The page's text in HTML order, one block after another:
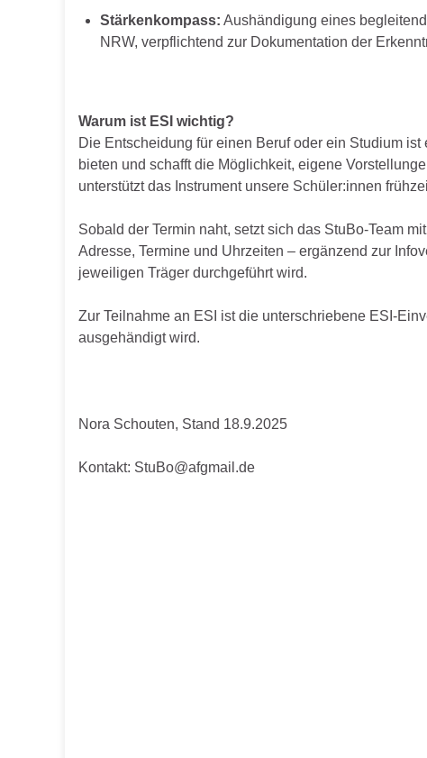
Stärkenkompass: Aushändigung eines
NRW, verpflichtend zur Dokumentation der
Warum ist ESI wichtig?
Die Entscheidung für einen Beruf oder ein Studium
bieten und schafft die Möglichkeit, eigene
unterstützt das Instrument unsere Schüler:innen
Sobald der Termin naht, setzt sich das StuBo-Team
Adresse, Termine und Uhrzeiten – ergänzend zur
jeweiligen Träger durchgeführt wird.
Zur Teilnahme an ESI ist die unterschriebene ESI-
ausgehändigt wird.
Nora Schouten, Stand 18.9.2025
Kontakt: StuBo@afgmail.de